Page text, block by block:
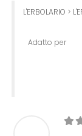
L'ERBOLARIO >
Adatto per